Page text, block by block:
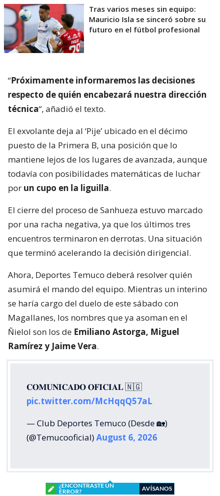
Tras varios meses sin equipo:
Mauricio Isla se sinceró sobre su
futuro en el fútbol profesional
“Próximamente informaremos las decisiones
respecto de quién encabezará nuestra dirección
técnica“, añadió el texto.
El exvolante deja al ‘Pije’ ubicado en el décimo
puesto de la Primera B, una posición que lo
mantiene lejos de los lugares de avanzada, aunque
todavía con posibilidades matemáticas de luchar
por un cupo en la liguilla.
El cierre del proceso de Sanhueza estuvo marcado
por una racha negativa, ya que los últimos tres
encuentros terminaron en derrotas. Una situación
que terminó acelerando la decisión dirigencial.
Ahora, Deportes Temuco deberá resolver quién
asumirá el mando del equipo. Mientras un interino
se haría cargo del duelo de este sábado con
Magallanes, los nombres que ya asoman en el
Ñielol son los de Emiliano Astorga, Miguel
Ramírez y Jaime Vera.
𝐂𝐎𝐌𝐔𝐍𝐈𝐂𝐀𝐃𝐎 𝐎𝐅𝐈𝐂𝐈𝐀𝐋 🇳🇬
pic.twitter.com/McHqqQ57aL
— Club Deportes Temuco (Desde 🏡)
(@Temucooficial)August 6, 2026
¿ENCONTRASTE UN
ERROR?
AVÍSANOS